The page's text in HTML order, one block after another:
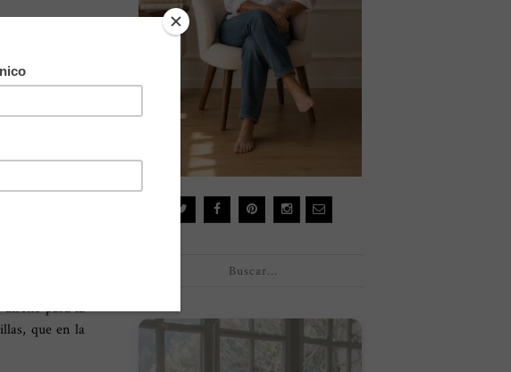
se está
todas
durante
- tenía que
nació en
para la
que en la